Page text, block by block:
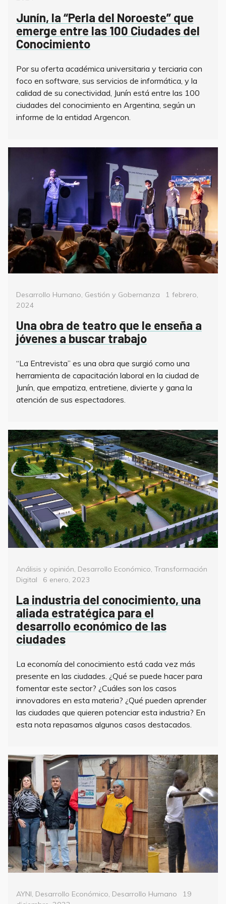
Junín, la “Perla del Noroeste” que
emerge entre las 100 Ciudades del
Conocimiento
Por su oferta académica universitaria y terciaria con
foco en software, sus servicios de informática, y la
calidad de su conectividad, Junín está entre las 100
ciudades del conocimiento en Argentina, según un
informe de la entidad Argencon.
Categorías
Desarrollo Humano, Gestión y Gobernanza
Posted
1 febrero,
2024
Una obra de teatro que le enseña a
jóvenes a buscar trabajo
“La Entrevista” es una obra que surgió como una
herramienta de capacitación laboral en la ciudad de
Junín, que empatiza, entretiene, divierte y gana la
atención de sus espectadores.
Categorías
Análisis y opinión, Desarrollo Económico, Transformación
Digital
Posted
6 enero, 2023
La industria del conocimiento, una
aliada estratégica para el
desarrollo económico de las
ciudades
La economía del conocimiento está cada vez más
presente en las ciudades. ¿Qué se puede hacer para
fomentar este sector? ¿Cuáles son los casos
innovadores en esta materia? ¿Qué pueden aprender
las ciudades que quieren potenciar esta industria? En
esta nota repasamos algunos casos destacados.
Categorías
AYNI, Desarrollo Económico, Desarrollo Humano
Posted
19